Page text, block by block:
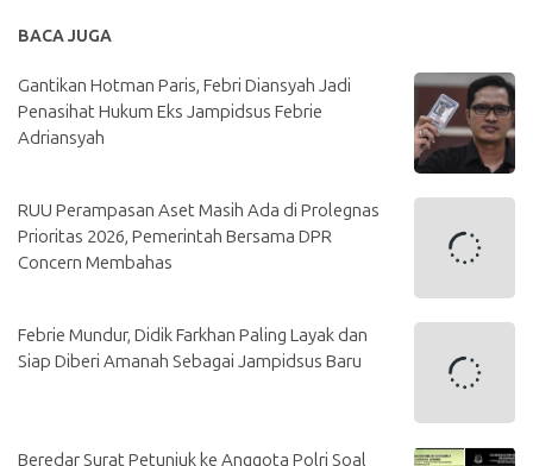
BACA JUGA
Gantikan Hotman Paris, Febri Diansyah Jadi
Penasihat Hukum Eks Jampidsus Febrie
Adriansyah
RUU Perampasan Aset Masih Ada di Prolegnas
Prioritas 2026, Pemerintah Bersama DPR
Concern Membahas
Febrie Mundur, Didik Farkhan Paling Layak dan
Siap Diberi Amanah Sebagai Jampidsus Baru
Beredar Surat Petunjuk ke Anggota Polri Soal